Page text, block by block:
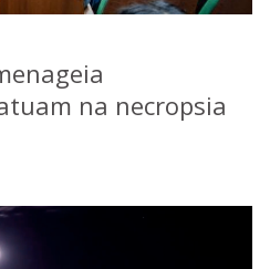
na necropsia